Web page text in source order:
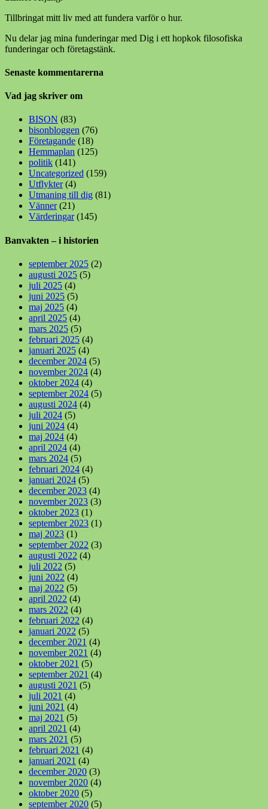
Tillbringat mitt liv med att fundera varför o hur.
Nu delar jag mina funderingar med Dig i ett hopkok filosofiska
funderingar och företagstänk.
Senaste kommentarerna
Vad jag skriver om
BISON (83)
bisonbloggen (76)
Företagande (18)
Hemmaplan (125)
politik (141)
Uncategorized (159)
Utflykter(4)
Utmaning till dig (81)
Vänner(21)
Värderingar(145)
Banvakten – i historien
september 2025 (2)
augusti 2025 (5)
juli 2025 (4)
juni 2025 (5)
maj 2025 (4)
april 2025 (4)
mars 2025 (5)
februari 2025 (4)
januari 2025 (4)
december 2024 (5)
november 2024 (4)
oktober 2024 (4)
september 2024 (5)
augusti 2024 (4)
juli 2024 (5)
juni 2024 (4)
maj 2024 (4)
april 2024 (4)
mars 2024 (5)
februari 2024 (4)
januari 2024 (5)
december 2023 (4)
november 2023 (3)
oktober 2023 (1)
september 2023 (1)
maj 2023 (1)
september 2022 (3)
augusti 2022 (4)
juli 2022 (5)
juni 2022 (4)
maj 2022 (5)
april 2022 (4)
mars 2022 (4)
februari 2022 (4)
januari 2022 (5)
december 2021 (4)
november 2021 (4)
oktober 2021 (5)
september 2021 (4)
augusti 2021 (5)
juli 2021 (4)
juni 2021 (4)
maj 2021 (5)
april 2021 (4)
mars 2021 (5)
februari 2021 (4)
januari 2021 (4)
december 2020 (3)
november 2020 (4)
oktober 2020 (5)
september 2020 (5)